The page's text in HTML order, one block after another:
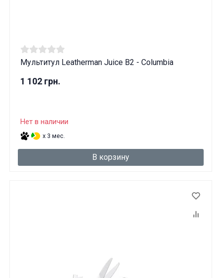
Мультитул Leatherman Juice B2 - Columbia
1 102 грн.
Нет в наличии
x 3 мес.
В корзину